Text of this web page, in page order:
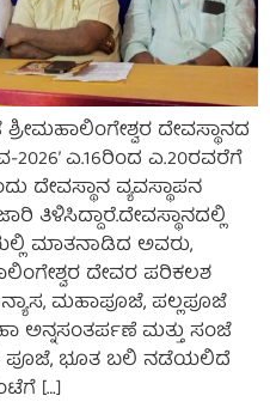
ದೇವಸ್ಥಾನದ
2026’ ಎ.16ರಿಂದ ಎ.20ರವರೆಗೆ
ವ್ಯವಸ್ಥಾಪನ
ಮಾತನಾಡಿದ ಅವರು,
ದೇವರ ಪರಿಕಲಶ
ಮಹಾಪೂಜೆ, ಪಲ್ಲಪೂಜೆ
ಅನ್ನಸಂತರ್ಪಣೆ ಮತ್ತು ಸಂಜೆ
ಪೂಜೆ, ಭೂತ ಬಲಿ ನಡೆಯಲಿದೆ
[…]